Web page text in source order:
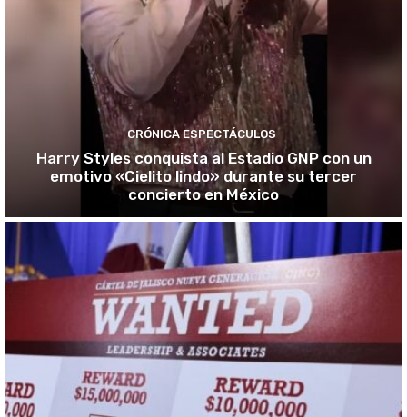
CRÓNICA ESPECTÁCULOS
Harry Styles conquista al Estadio GNP con un
emotivo «Cielito lindo» durante su tercer
concierto en México